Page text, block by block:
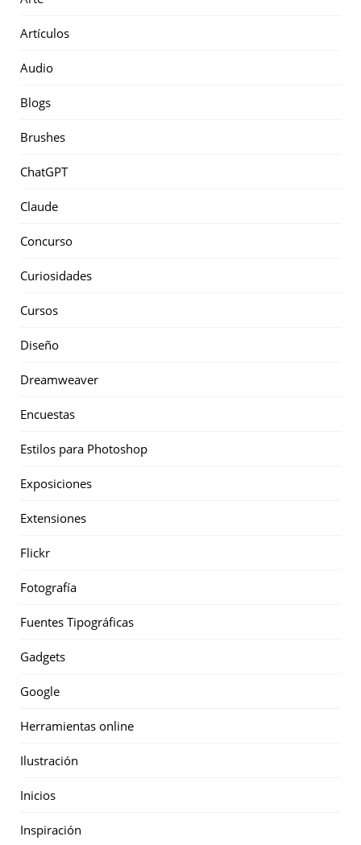
Artículos
Audio
Blogs
Brushes
ChatGPT
Claude
Concurso
Curiosidades
Cursos
Diseño
Dreamweaver
Encuestas
Estilos para Photoshop
Exposiciones
Extensiones
Flickr
Fotografía
Fuentes Tipográficas
Gadgets
Google
Herramientas online
Ilustración
Inicios
Inspiración